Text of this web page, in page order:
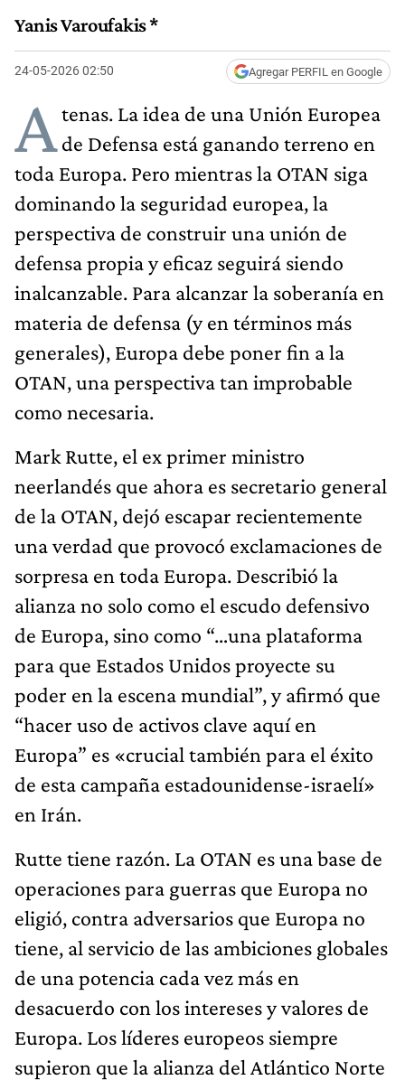
Yanis Varoufakis *
24-05-2026 02:50 Agregar PERFIL en Google
Atenas. La idea de una Unión Europea
de Defensa está ganando terreno en
toda Europa. Pero mientras la OTAN siga
dominando la seguridad europea, la
perspectiva de construir una unión de
defensa propia y eficaz seguirá siendo
inalcanzable. Para alcanzar la soberanía en
materia de defensa (y en términos más
generales), Europa debe poner fin a la
OTAN, una perspectiva tan improbable
como necesaria.
Mark Rutte, el ex primer ministro
neerlandés que ahora es secretario general
de la OTAN, dejó escapar recientemente
una verdad que provocó exclamaciones de
sorpresa en toda Europa. Describió la
alianza no solo como el escudo defensivo
de Europa, sino como “…una plataforma
para que Estados Unidos proyecte su
poder en la escena mundial”, y afirmó que
“hacer uso de activos clave aquí en
Europa” es «crucial también para el éxito
de esta campaña estadounidense-israelí»
en Irán.
Rutte tiene razón. La OTAN es una base de
operaciones para guerras que Europa no
eligió, contra adversarios que Europa no
tiene, al servicio de las ambiciones globales
de una potencia cada vez más en
desacuerdo con los intereses y valores de
Europa. Los líderes europeos siempre
supieron que la alianza del Atlántico Norte